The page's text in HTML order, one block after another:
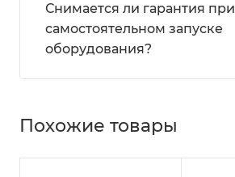
Снимается ли гарантия при
самостоятельном запуске
оборудования?
Похожие товары